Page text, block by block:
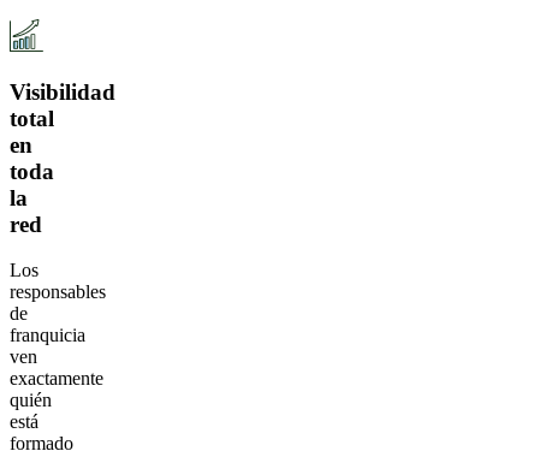
Visibilidad
total
en
toda
la
red
Los
responsables
de
franquicia
ven
exactamente
quién
está
formado